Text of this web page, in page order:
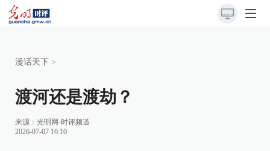
漫话天下 >
渡河还是渡劫？
来源： 光明网-时评频道
2026-07-07 16:10